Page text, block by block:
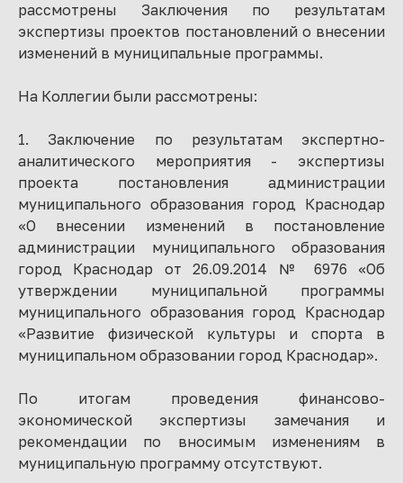
рассмотрены Заключения по результатам
экспертизы проектов постановлений о внесении
изменений в муниципальные программы.
На Коллегии были рассмотрены:
1. Заключение по результатам экспертно-
аналитического мероприятия - экспертизы
проекта постановления администрации
муниципального образования город Краснодар
«О внесении изменений в постановление
администрации муниципального образования
город Краснодар от 26.09.2014 № 6976 «Об
утверждении муниципальной программы
муниципального образования город Краснодар
«Развитие физической культуры и спорта в
муниципальном образовании город Краснодар».
По итогам проведения финансово-
экономической экспертизы замечания и
рекомендации по вносимым изменениям в
муниципальную программу отсутствуют.